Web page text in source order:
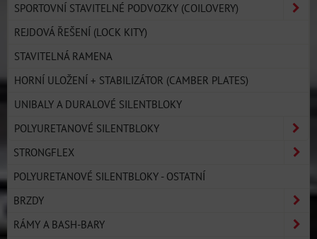
SPORTOVNÍ STAVITELNÉ PODVOZKY (COILOVERY)
REJDOVÁ ŘEŠENÍ (LOCK KITY)
STAVITELNÁ RAMENA
HORNÍ ULOŽENÍ + STABILIZÁTOR (CAMBER PLATES)
UNIBALY A DURALOVÉ SILENTBLOKY
POLYURETANOVÉ SILENTBLOKY
STRONGFLEX
POLYURETANOVÉ SILENTBLOKY - OSTATNÍ
BRZDY
RÁMY A BASH-BARY